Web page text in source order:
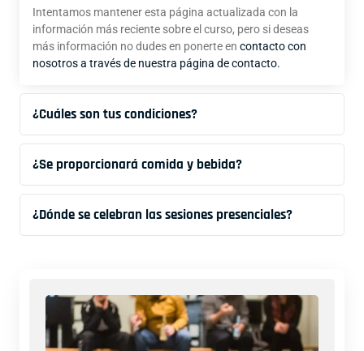
Intentamos mantener esta página actualizada con la
información más reciente sobre el curso, pero si deseas
más información no dudes en ponerte en contacto con
nosotros a través de nuestra página de contacto.
¿Cuáles son tus condiciones?
¿Se proporcionará comida y bebida?
¿Dónde se celebran las sesiones presenciales?